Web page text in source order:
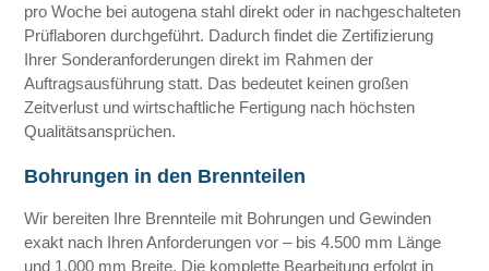
pro Woche bei autogena stahl direkt oder in nachgeschalteten
Prüflaboren durchgeführt. Dadurch findet die Zertifizierung
Ihrer Sonderanforderungen direkt im Rahmen der
Auftragsausführung statt. Das bedeutet keinen großen
Zeitverlust und wirtschaftliche Fertigung nach höchsten
Qualitätsansprüchen.
Bohrungen in den Brennteilen
Wir bereiten Ihre Brennteile mit Bohrungen und Gewinden
exakt nach Ihren Anforderungen vor – bis 4.500 mm Länge
und 1.000 mm Breite. Die komplette Bearbeitung erfolgt in